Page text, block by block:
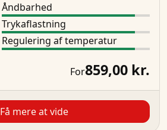
Åndbarhed
Trykaflastning
Regulering af temperatur
For859,00 kr.
Få mere at vide